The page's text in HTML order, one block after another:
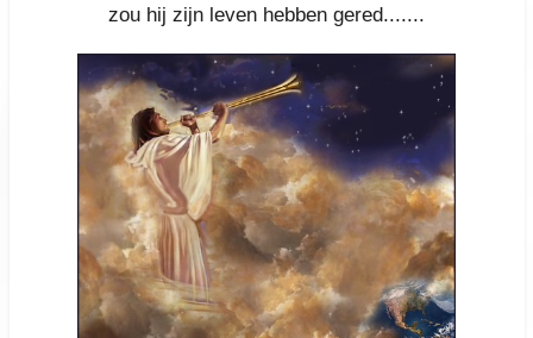
zou hij zijn leven hebben gered.......